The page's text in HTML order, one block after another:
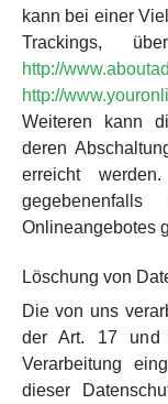
kann bei einer
Trackings,
http://
http://
Weiteren kann
deren
erreicht
Onlineangebotes
Löschung von
Die von uns
der Art. 17 und
Verarbeitung
dieser